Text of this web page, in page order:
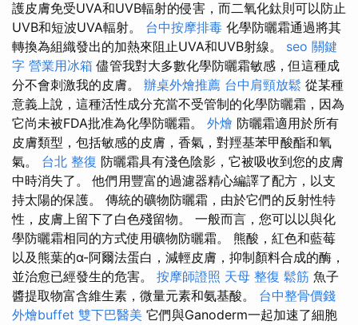
護皮膚免受UVA和UVB輻射的侵害，而二氧化鈦則可以防止
UVB和短波UVA輻射。 台中按摩排毒 化學防曬霜通過將其
轉換為組織發出的加熱來阻止UVA和UVB射線。 seo 關鍵
字 營業用冰箱 儘管我對大多數化學防曬霜敏感，但這種成
分不會刺激我的皮膚。 辦桌外燴推薦 台中肩頸放鬆 從某種
意義上說，這種活性成分充當不受管制的化學防曬霜，因為
它尚未被FDA批准為化學防曬霜。 外燴 防曬霜適用於所有
皮膚類型，包括敏感的皮膚，香氣，對羥基苯甲酸酯和氧
氣。 台北 整復 防曬霜具有淺色陰影，它被吸收到您的皮膚
中時消失了。 他們用豐富的過濾器精心編譯了配方，以支
持太陽的保護。 傳統的礦物防曬霜，由於它們的反射性特
性，皮膚上留下了白色殘留物。 一般而言，您可以以與化
學防曬霜相同的方式使用礦物防曬霜。 熊酸，紅色和藍莓
以及熊葉的α-阿爾法蛋白，減輕皮膚，抑制顏料合成的酶，
並治愈已經發生的危害。 按摩師證照 天母 整復 鬆筋 魚子
醬提取物富含維生素，微量元素和氨基酸。 台中整骨價錢
外燴buffet 雙下巴醫美 它們與Ganoderm一起加速了細胞